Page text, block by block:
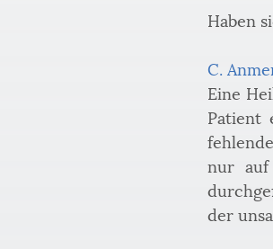
Haben
C.
Eine
Patient
nur auf
der